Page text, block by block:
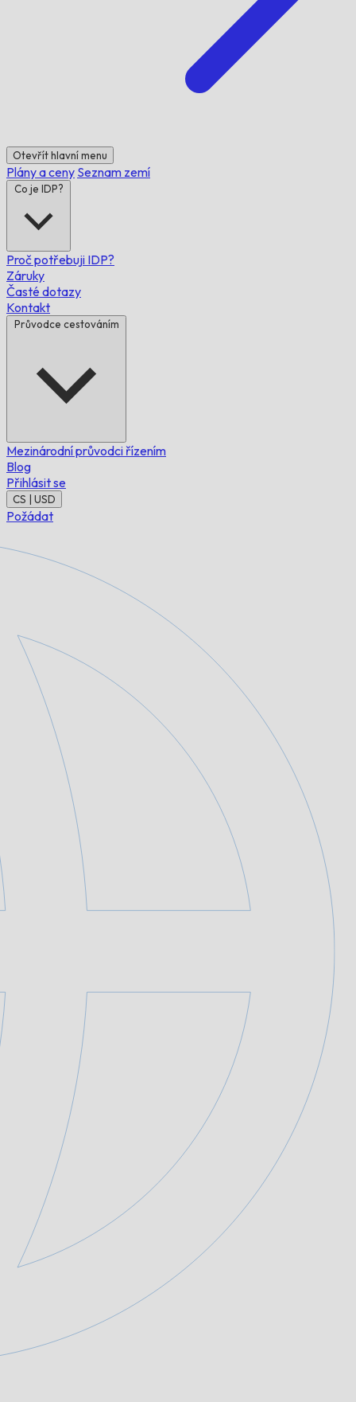
Otevřít hlavní menu
Plány a ceny Seznam zemí
Co je IDP?
Proč potřebuji IDP?
Záruky
Časté dotazy
Kontakt
Průvodce cestováním
Mezinárodní průvodci řízením
Blog
Přihlásit se
CS | USD
Požádat